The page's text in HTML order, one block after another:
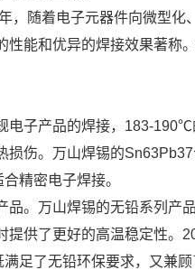
，随着电子元器件向微型化
能和优异的焊接效果著称
电子产品的焊接，183-
伤。万山焊锡的
精密电子焊接。
品。万山焊锡的无铅系列产
供了更好的高温稳定性。
足了无铅环保要求，又兼顾